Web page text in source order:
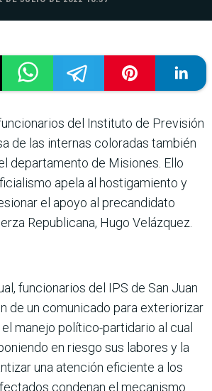
del Instituto de Previsión
de las internas coloradas también
departamento de Misiones. Ello
apela al hostigamiento y
el apoyo al precandidato
Republicana, Hugo Velázquez.
funcionarios del IPS de San Juan
de un comunicado para exteriorizar
manejo político-partidario al cual
en riesgo sus labores y la
una atención eficiente a los
condenan el mecanismo